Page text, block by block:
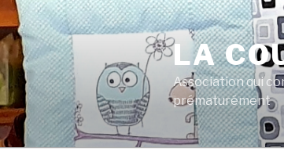
Aller
au
contenu
principal
LA
Association qui
prématurément